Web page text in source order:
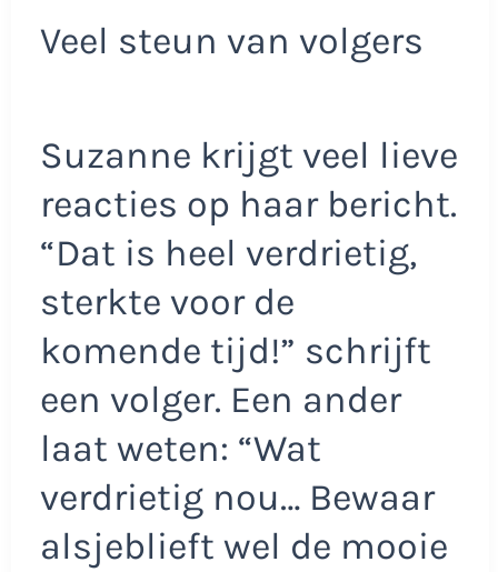
Veel steun van volgers
Suzanne krijgt veel lieve
reacties op haar bericht.
“Dat is heel verdrietig,
sterkte voor de
komende tijd!” schrijft
een volger. Een ander
laat weten: “Wat
verdrietig nou… Bewaar
alsjeblieft wel de mooie